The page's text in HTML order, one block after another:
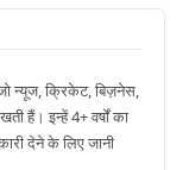
न्यूज, क्रिकेट, बिज़नेस,
हैं। इन्हें 4+ वर्षों का
देने के लिए जानी